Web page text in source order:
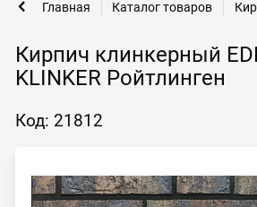
Кирпич клинкерный
KLINKER Ройтлинген
Главная Каталог товаров
Код: 21812